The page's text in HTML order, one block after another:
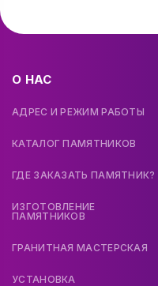
О НАС
АДРЕС И РЕЖИМ РАБОТЫ
КАТАЛОГ ПАМЯТНИКОВ
ГДЕ ЗАКАЗАТЬ ПАМЯТНИК?
ИЗГОТОВЛЕНИЕ
ПАМЯТНИКОВ
ГРАНИТНАЯ МАСТЕРСКАЯ
УСТАНОВКА